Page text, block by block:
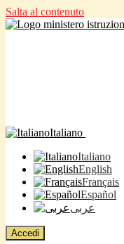
Salta al contenuto
Italiano
Italiano
English
Français
Español
عربى
Accedi